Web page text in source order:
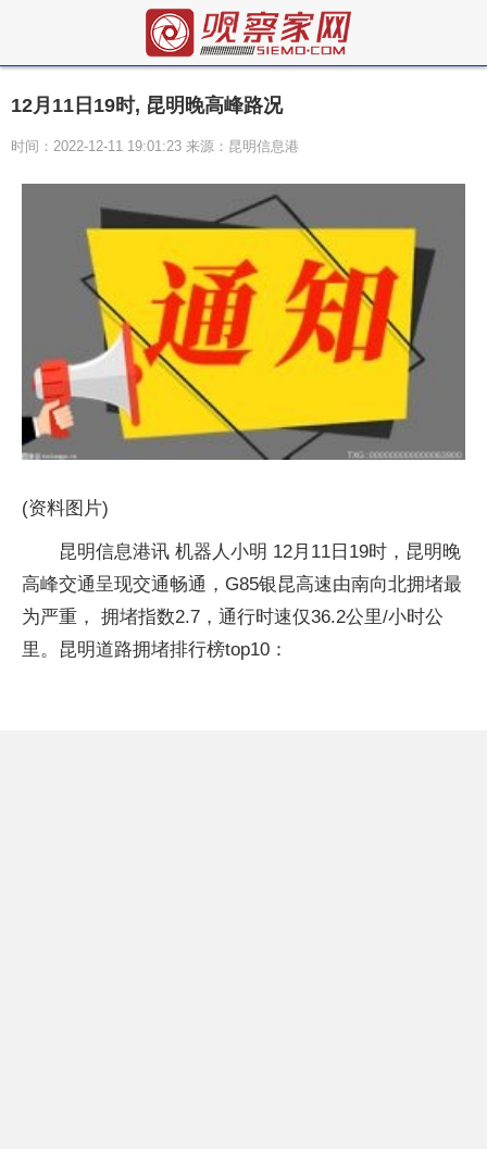
12月11日19时, 昆明晚高峰路况
时间：2022-12-11 19:01:23 来源：昆明信息港
(资料图片)
昆明信息港讯 机器人小明 12月11日19时，昆明晚
高峰交通呈现交通畅通，G85银昆高速由南向北拥堵最
为严重， 拥堵指数2.7，通行时速仅36.2公里/小时公
里。昆明道路拥堵排行榜top10：